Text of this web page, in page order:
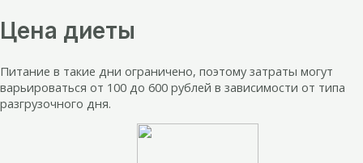
Цена диеты
Питание в такие дни ограничено, поэтому затраты могут
варьироваться от 100 до 600 рублей в зависимости от типа
разгрузочного дня.